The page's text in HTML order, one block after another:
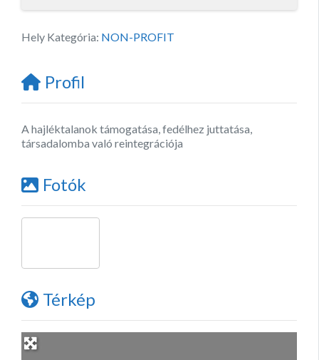
Hely Kategória: NON-PROFIT
Profil
A hajléktalanok támogatása, fedélhez juttatása,
társadalomba való reintegrációja
Fotók
Térkép